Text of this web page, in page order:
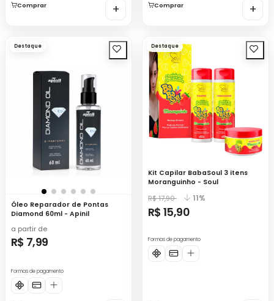
Comprar + Comprar +
Destaque
Óleo Reparador de Pontas
Diamond 60ml - Apinil
a partir de
R$ 7,99
Formas de pagamento
Destaque
Kit Capilar BabaSoul 3 itens
Moranguinho - Soul
R$ 17,90 11%
R$ 15,90
Formas de pagamento